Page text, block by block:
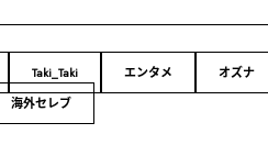
Taki_Taki エンタメ オズナ
海外セレブ